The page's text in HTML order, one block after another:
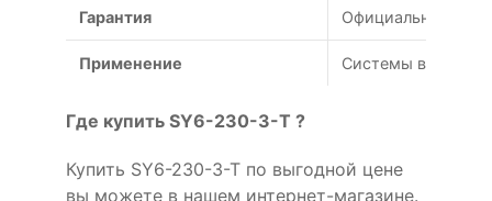
Гарантия Официальная
Применение Системы
Где купить SY6-230-3-T ?
Купить SY6-230-3-T по выгодной цене
вы можете в нашем интернет-магазине.